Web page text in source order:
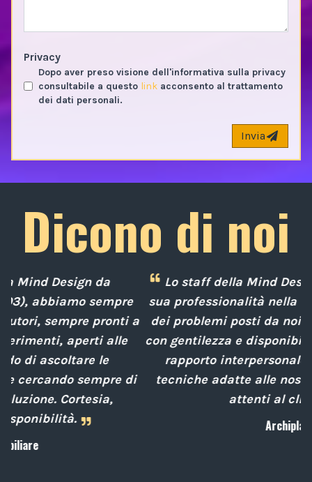
Privacy
Dopo aver preso visione dell'informativa sulla privacy
consultabile a questo link acconsento al trattamento
dei dati personali.
Invia
Dicono di noi
Lo staff della Mind Design ci ha mostrato la
sua professionalità nella soluzione tempestiva
dei problemi posti da noi nel corso degli anni,
con gentilezza e disponibilità nella gestione del
rapporto interpersonale, con competenze
tecniche adatte alle nostre esigenze sempre
attenti al cliente.